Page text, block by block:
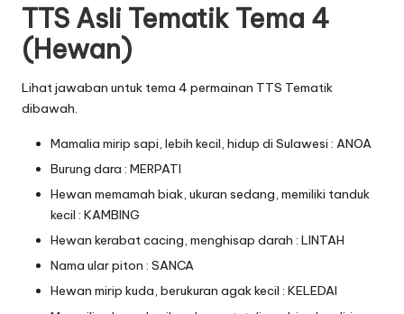
TTS Asli Tematik Tema 4
(Hewan)
Lihat jawaban untuk tema 4 permainan TTS Tematik
dibawah.
Mamalia mirip sapi, lebih kecil, hidup di Sulawesi : ANOA
Burung dara : MERPATI
Hewan memamah biak, ukuran sedang, memiliki tanduk
kecil : KAMBING
Hewan kerabat cacing, menghisap darah : LINTAH
Nama ular piton : SANCA
Hewan mirip kuda, berukuran agak kecil : KELEDAI